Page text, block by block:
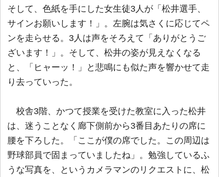
そして、色紙を手にした女生徒3人が「松井選手、
サインお願いします！」。左腕は気さくに応じてペ
ンを走らせる。3人は声をそろえて「ありがとうご
ざいます！」。そして、松井の姿が見えなくなる
と、「ヒャーッ！」と悲鳴にも似た声を響かせて走
り去っていった。
校舎3階、かつて授業を受けた教室に入った松井
は、迷うことなく廊下側前から3番目あたりの席に
腰を下ろした。「ここが僕の席でした。この周辺は
野球部員で固まっていましたね」。勉強しているふ
うな写真を、というカメラマンのリクエストに、松